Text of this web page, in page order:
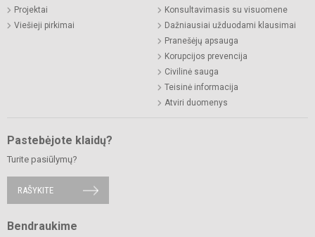
Projektai
Viešieji pirkimai
Konsultavimasis su visuomene
Dažniausiai užduodami klausimai
Pranešėjų apsauga
Korupcijos prevencija
Civilinė sauga
Teisinė informacija
Atviri duomenys
Pastebėjote klaidų?
Turite pasiūlymų?
RAŠYKITE
Bendraukime